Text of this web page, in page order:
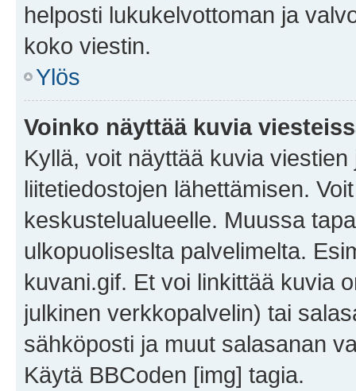
helposti lukukelvottoman ja
koko viestin.
Ylös
Voinko näyttää kuvia
Kyllä, voit näyttää kuvia
liitetiedostojen lähettämisen.
keskustelualueelle. Muussa
ulkopuoliseslta palvelimelta.
kuvani.gif. Et voi linkittää kuvia
julkinen verkkopalvelin) tai
sähköposti ja muut salasanan
Käytä BBCoden [img] tagia.